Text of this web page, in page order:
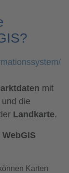
mit
und die
Landkarte.
WebGIS
Karten